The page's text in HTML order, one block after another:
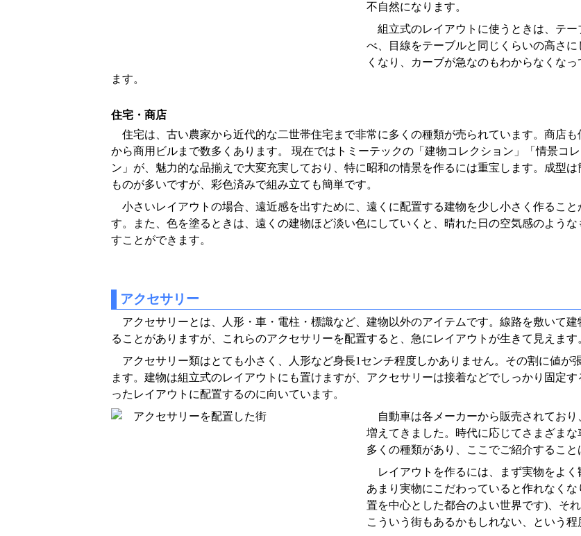
不自然になります。
組立式のレイアウトに使うときは、テ
べ、目線をテーブルと同じくらいの高さ
くなり、カーブが急なのもわからなくな
ます。
住宅・商店
住宅は、古い農家から近代的な二世帯住宅まで非常に多くの種類が売られています。商店も
から商用ビルまで数多くあります。 現在ではトミーテックの「建物コレクション」「情景コレ
ン」が、魅力的な品揃えで大変充実しており、特に昭和の情景を作るには重宝します。成型は
ものが多いですが、彩色済みで組み立ても簡単です。
小さいレイアウトの場合、遠近感を出すために、遠くに配置する建物を少し小さく作ること
す。また、色を塗るときは、遠くの建物ほど淡い色にしていくと、晴れた日の空気感のような
すことができます。
アクセサリー
アクセサリーとは、人形・車・電柱・標識など、建物以外のアイテムです。線路を敷いて
ることがありますが、これらのアクセサリーを配置すると、急にレイアウトが生きて見えます
アクセサリー類はとても小さく、人形など身長1センチ程度しかありません。その割に値が
ます。建物は組立式のレイアウトにも置けますが、アクセサリーは接着などでしっかり固定
ったレイアウトに配置するのに向いています。
自動車は各メーカーから販売されてお
増えてきました。時代に応じてさまざま
多くの種類があり、ここでご紹介すること
レイアウトを作るには、まず実物をよ
あまり実物にこだわっていると作れなく
置を中心とした都合のよい世界です)、そ
こういう街もあるかもしれない、という程